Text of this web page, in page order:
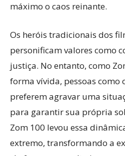
máximo o caos reinante.
Os heróis tradicionais dos
personificam valores como
justiça. No entanto, como
forma vívida, pessoas como
preferem agravar uma
para garantir sua própria
Zom 100 levou essa
extremo, transformando a